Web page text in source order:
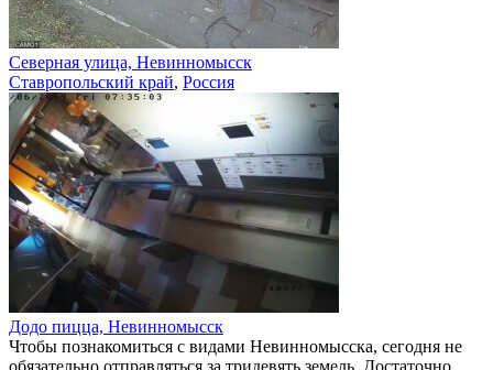
Северная улица, Невинномысск
Ставропольский край, Россия
Додо пицца, Невинномысск
Чтобы познакомиться с видами Невинномысска, сегодня не
обязательно отправляться за тридевять земель. Достаточно